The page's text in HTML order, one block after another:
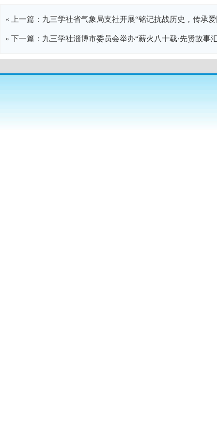
« 上一篇： 九三学社省气象局支社开展“铭记抗战历史，传承
» 下一篇： 九三学社淄博市委员会举办“薪火八十载·先贤故事